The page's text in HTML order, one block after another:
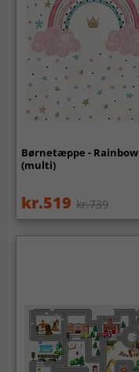
Børnetæppe - Rainbow
(multi)
kr.519 kr.739